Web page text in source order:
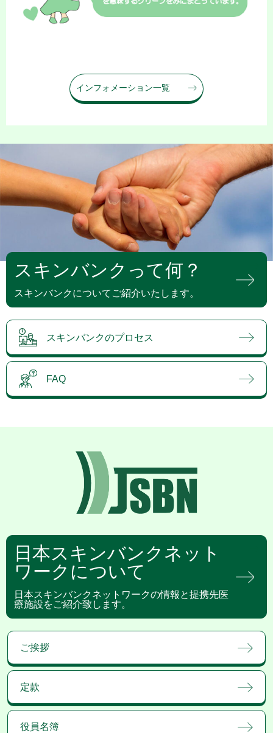
インフォメーション一覧
スキンバンクって何？
スキンバンクについてご紹介いたします。
スキンバンクのプロセス
FAQ
日本スキンバンクネット
ワークについて
日本スキンバンクネットワークの情報と提携先医
療施設をご紹介致します。
ご挨拶
定款
役員名簿